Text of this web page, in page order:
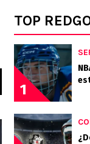
TOP
1